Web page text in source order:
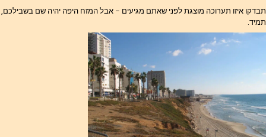
תבדקו איזו תערוכה מוצגת לפני שאתם מגיעים – אבל המזח היפה יהיה שם בשבילכם,
תמיד.